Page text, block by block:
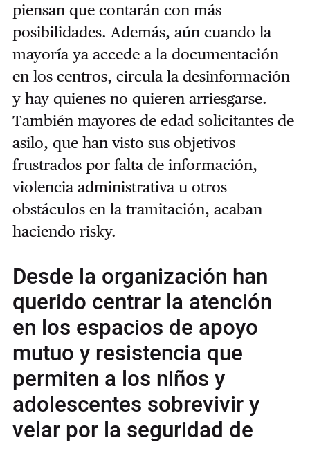
piensan que contarán con más
posibilidades. Además, aún cuando la
mayoría ya accede a la documentación
en los centros, circula la desinformación
y hay quienes no quieren arriesgarse.
También mayores de edad solicitantes de
asilo, que han visto sus objetivos
frustrados por falta de información,
violencia administrativa u otros
obstáculos en la tramitación, acaban
haciendo risky.
Desde la organización han
querido centrar la atención
en los espacios de apoyo
mutuo y resistencia que
permiten a los niños y
adolescentes sobrevivir y
velar por la seguridad de